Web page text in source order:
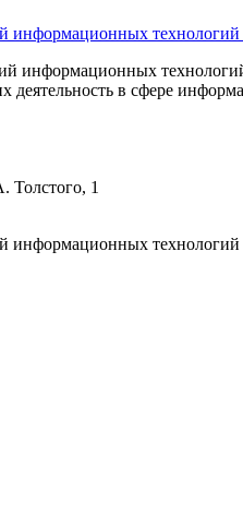
информационных технологий
информационных
деятельность в сфере
Толстого, 1
информационных технологий